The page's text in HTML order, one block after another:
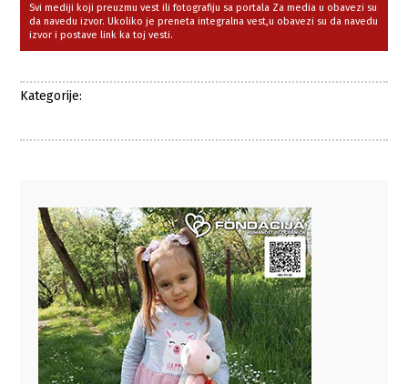
Svi mediji koji preuzmu vest ili fotografiju sa portala Za media u obavezi su
da navedu izvor. Ukoliko je preneta integralna vest,u obavezi su da navedu
izvor i postave link ka toj vesti.
Kategorije: